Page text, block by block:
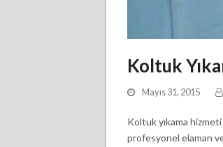
Koltuk
Mayıs 31, 2015
Koltuk yıkama
profesyonel elaman